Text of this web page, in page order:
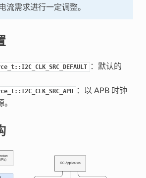
流需求进行一定调整。
：默认的
：以 APB 时钟